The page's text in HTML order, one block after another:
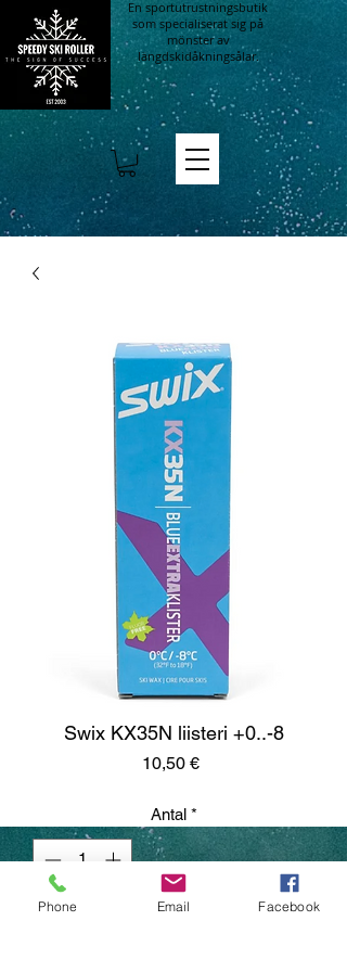
En sportutrustningsbutik
som specialiserat sig på
mönster av
längdskidåkningsålar.
Swix KX35N liisteri +0..-8
10,50 €Pris
Antal *
Phone Email Facebook